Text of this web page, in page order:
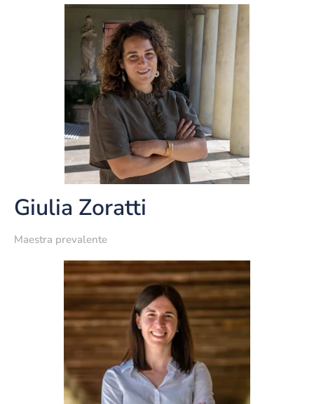
Giulia Zoratti
Maestra prevalente